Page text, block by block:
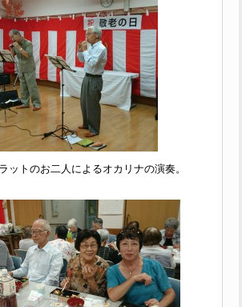
ットのお二人によるオカリナの演奏。